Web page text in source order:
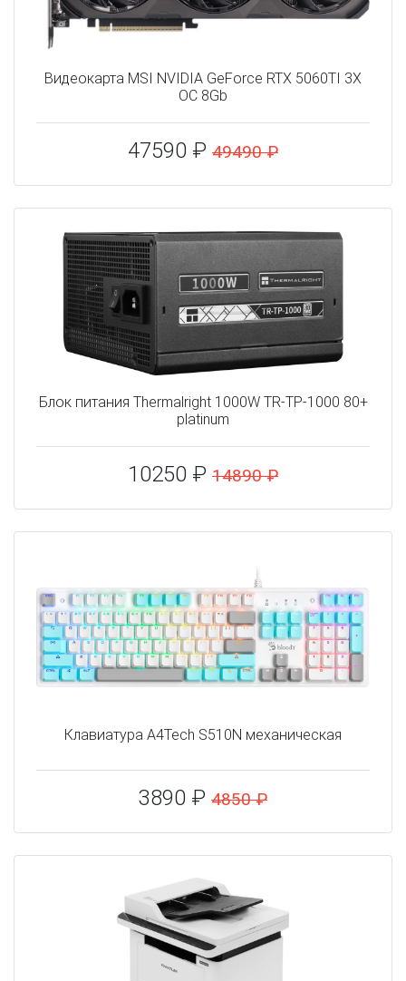
Видеокарта MSI NVIDIA GeForce RTX 5060TI 3X
OC 8Gb
47590 ₽ 49490 ₽
Блок питания Thermalright 1000W TR-TP-1000 80+
platinum
10250 ₽ 14890 ₽
Клавиатура A4Tech S510N механическая
3890 ₽ 4850 ₽